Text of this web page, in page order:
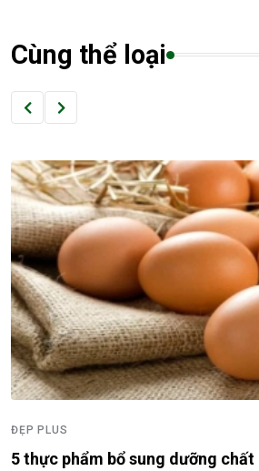
Cùng thể loại
ĐẸP PLUS
5 thực phẩm bổ sung dưỡng